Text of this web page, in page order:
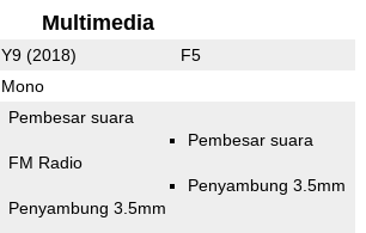
Multimedia
Y9 (2018) F5
Mono
Pembesar suara
FM Radio
Penyambung 3.5mm
Pembesar suara
Penyambung 3.5mm